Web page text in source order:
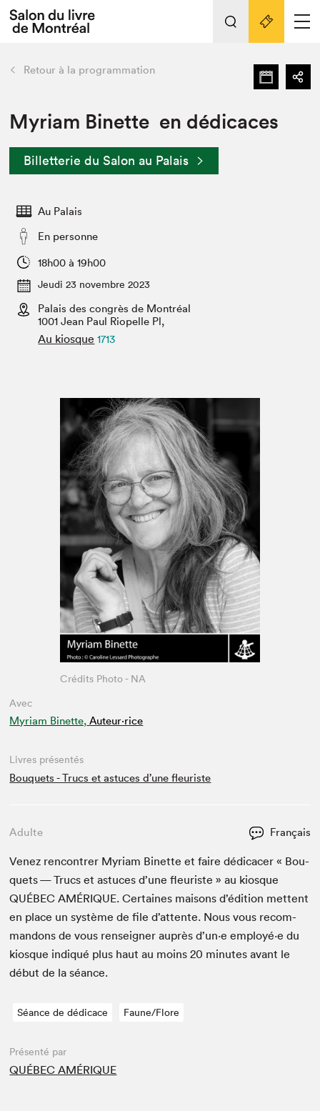
Espace exposant⋅e⋅s
Espace enseignant·e·s
Espace médias
L'événement
Préparer sa visite au Salon
Actualités
SLM PRO
retour Nos activités
Préparer sa visite
Salon dans la ville et en ligne
Projets partenaires
Liens pratiques
Retour à la programmation
Myriam Binette en dédicaces
Billetterie du Salon au Palais
Au Palais
En personne
18h00 à 19h00
Jeudi 23 novembre 2023
Palais des congrès de Montréal
1001 Jean Paul Riopelle Pl,
Au kiosque 1713
Avec
Myriam Binette, Auteur·rice
Crédits Photo - NA
Livres présentés
Bouquets - Trucs et astuces d’une fleuriste
Adulte Français
Venez ren­con­tr­er Myr­i­am Binette et faire dédi­cac­er « Bou­
quets — Trucs et astuces d’une fleuriste » au kiosque
QUÉBEC AMÉRIQUE. Cer­taines maisons d’édi­tion met­tent
en place un sys­tème de file d’at­tente. Nous vous recom­
man­dons de vous ren­seign­er auprès d’un·e employé·e du
kiosque indiqué plus haut au moins20 min­utes avant le
début de la séance.
Séance de dédicace Faune/Flore
Présenté par
QUÉBEC AMÉRIQUE